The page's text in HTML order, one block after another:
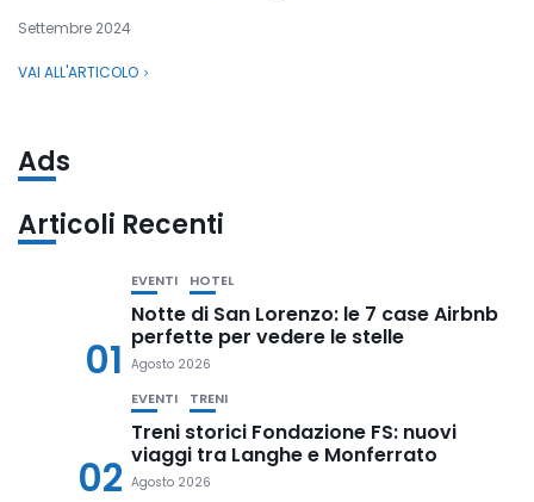
Settembre 2024
VAI ALL'ARTICOLO
Ads
Articoli Recenti
01
EVENTI HOTEL
Notte di San Lorenzo: le 7 case Airbnb
perfette per vedere le stelle
Agosto 2026
02
EVENTI TRENI
Treni storici Fondazione FS: nuovi
viaggi tra Langhe e Monferrato
Agosto 2026